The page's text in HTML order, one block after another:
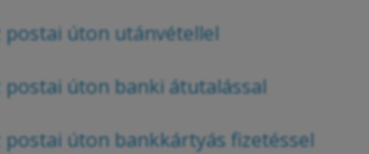
postai úton utánvétellel
postai úton banki átutalással
postai úton bankkártyás fizetéssel